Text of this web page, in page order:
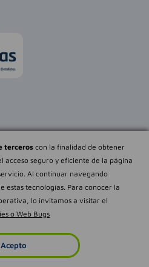
terceroscon la finalidad de obtener
seguro y eficiente de la página
Al continuar navegando
estas tecnologías. Para conocer la
lo invitamos a visitar el
o Web Bugs
Acepto
Favoritos
2025